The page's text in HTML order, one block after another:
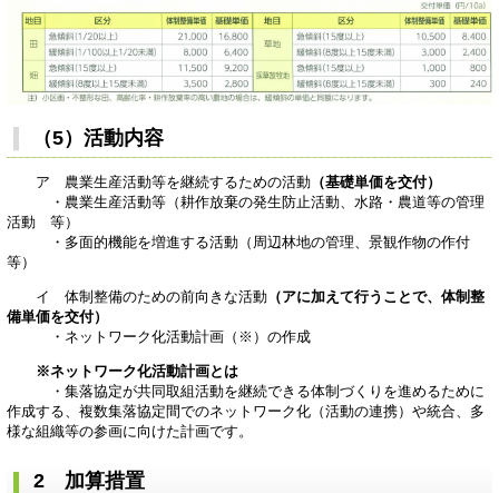
（5）活動内容
ア 農業生産活動等を継続するための活動 （基礎単価を交付）
・農業生産活動等（耕作放棄の発生防止活動、水路・農道等の管理
活動 等）
・多面的機能を増進する活動（周辺林地の管理、景観作物の作付
等）
イ 体制整備のための前向きな活動 （アに加えて行うことで、体制整
備単価を交付）
・ネットワーク化活動計画（※）の作成
※ネットワーク化活動計画とは
・集落協定が共同取組活動を継続できる体制づくりを進めるために
作成する、複数集落協定間でのネットワーク化（活動の連携）や統合、多
様な組織等の参画に向けた計画です。
2 加算措置